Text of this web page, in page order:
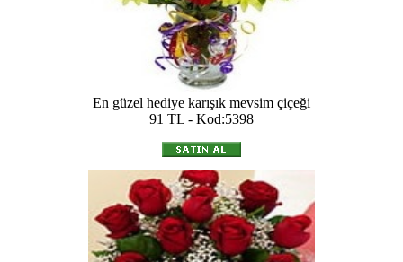
En güzel hediye karışık mevsim çiçeği
91 TL - Kod:5398